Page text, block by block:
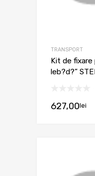
TRANSPORT
Kit de
leb?d?”
627,00lei